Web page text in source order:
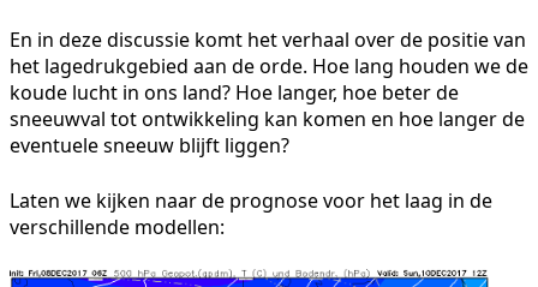
En in deze discussie komt het verhaal over de positie van
het lagedrukgebied aan de orde. Hoe lang houden we de
koude lucht in ons land? Hoe langer, hoe beter de
sneeuwval tot ontwikkeling kan komen en hoe langer de
eventuele sneeuw blijft liggen?
Laten we kijken naar de prognose voor het laag in de
verschillende modellen: